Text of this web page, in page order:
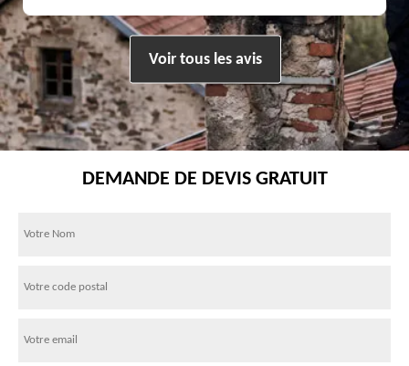
Voir tous les avis
DEMANDE DE DEVIS GRATUIT